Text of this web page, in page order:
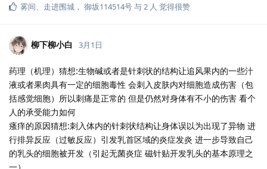
雾间、 走进围城 ， 御坂114514号与2 人 觉得很赞
柳下柳小白 3月1日
药理（机理）猜想:生物碱或者是针刺状的结构让追风果内的一些汁
液或者果肉具有一定的细胞毒性 会刺入皮肤内对细胞造成伤害（包
括感觉细胞）所以刺痛是正常的 但是仍然对身体有不小的伤害 看个
人的承受能力如何
瘙痒的原因猜想:刺入体内的针刺状结构让身体误以为出现了异物 进
行排异反应（过敏反应）引发乳首区域的炎症发炎 进一步导致自己
的乳头的细胞被开发（引起无菌炎症 磁针贴开发乳头的基本原理之